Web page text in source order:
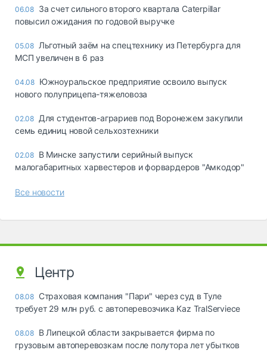
06.08 За счет сильного второго квартала Caterpillar
повысил ожидания по годовой выручке
05.08 Льготный заём на спецтехнику из Петербурга для
МСП увеличен в 6 раз
04.08 Южноуральское предприятие освоило выпуск
нового полуприцепа-тяжеловоза
02.08 Для студентов-аграриев под Воронежем закупили
семь единиц новой сельхозтехники
02.08 В Минске запустили серийный выпуск
малогабаритных харвестеров и форвардеров "Амкодор"
Все новости
Центр
08.08 Страховая компания "Пари" через суд в Туле
требует 29 млн руб. с автоперевозчика Kaz TralServiece
08.08 В Липецкой области закрывается фирма по
грузовым автоперевозкам после полутора лет убытков